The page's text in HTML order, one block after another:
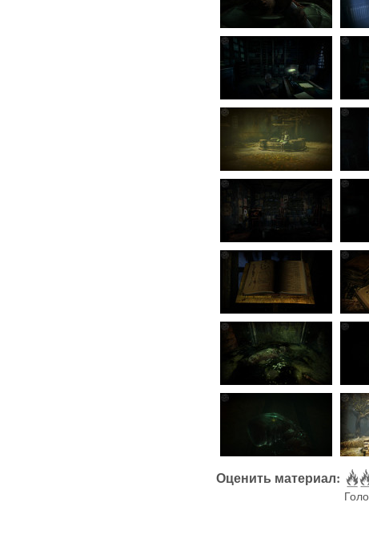
Оценить материал: